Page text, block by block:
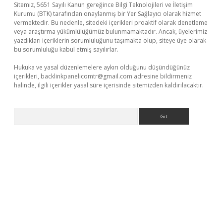
Sitemiz, 5651 Sayılı Kanun gereğince Bilgi Teknolojileri ve İletişim
Kurumu (BTK) tarafından onaylanmış bir Yer Sağlayıcı olarak hizmet
vermektedir. Bu nedenle, sitedeki içerikleri proaktif olarak denetleme
veya araştırma yükümlülüğümüz bulunmamaktadır. Ancak, üyelerimiz
yazdıkları içeriklerin sorumluluğunu taşımakta olup, siteye üye olarak
bu sorumluluğu kabul etmiş sayılırlar.
Hukuka ve yasal düzenlemelere aykırı olduğunu düşündüğünüz
içerikleri, backlinkpanelicomtr@gmail.com adresine bildirmeniz
halinde, ilgili içerikler yasal süre içerisinde sitemizden kaldırılacaktır.